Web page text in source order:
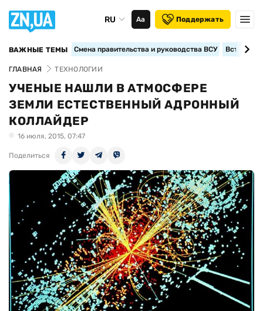
RU Аа Поддержать
ВАЖНЫЕ ТЕМЫ Смена правительства и руководства ВСУ
ГЛАВНАЯ ТЕХНОЛОГИИ
УЧЕНЫЕ НАШЛИ В АТМОСФЕРЕ
ЗЕМЛИ ЕСТЕСТВЕННЫЙ АДРОННЫЙ
КОЛЛАЙДЕР
16 июля, 2015, 07:47
Поделиться